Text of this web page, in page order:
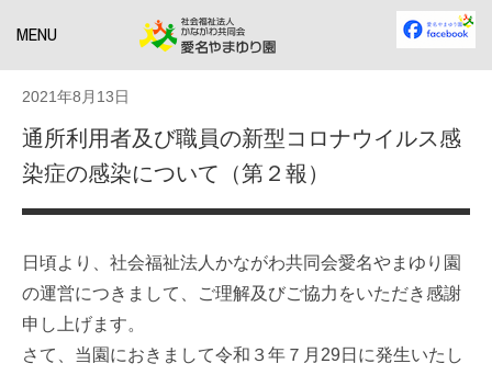
MENU
2021年8月13日
通所利用者及び職員の新型コロナウイルス感
染症の感染について（第２報）
日頃より、社会福祉法人かながわ共同会愛名やまゆり園
の運営につきまして、ご理解及びご協力をいただき感謝
申し上げます。
さて、当園におきまして令和３年７月29日に発生いたし